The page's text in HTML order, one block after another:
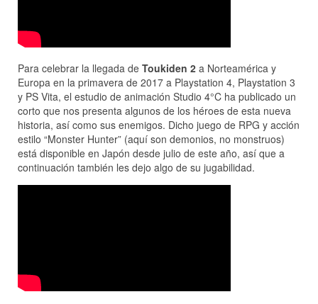
Para celebrar la llegada de Toukiden 2 a Norteamérica y
Europa en la primavera de 2017 a Playstation 4, Playstation 3
y PS Vita, el estudio de animación Studio 4°C ha publicado un
corto que nos presenta algunos de los héroes de esta nueva
historia, así como sus enemigos. Dicho juego de RPG y acción
estilo “Monster Hunter” (aquí son demonios, no monstruos)
está disponible en Japón desde julio de este año, así que a
continuación también les dejo algo de su jugabilidad.